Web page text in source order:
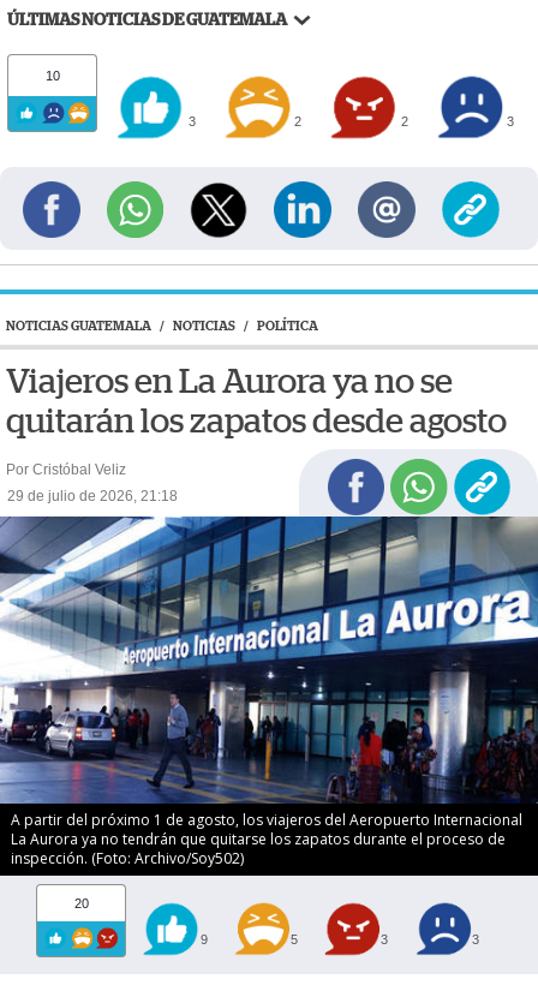
ÚLTIMAS NOTICIAS DE GUATEMALA
10
3 2 2 3
NOTICIAS GUATEMALA / NOTICIAS / POLÍTICA
Viajeros en La Aurora ya no se
quitarán los zapatos desde agosto
Por Cristóbal Veliz
29 de julio de 2026, 21:18
A partir del próximo 1 de agosto, los viajeros del Aeropuerto Internacional
La Aurora ya no tendrán que quitarse los zapatos durante el proceso de
inspección. (Foto: Archivo/Soy502)
20
9 5 3 3